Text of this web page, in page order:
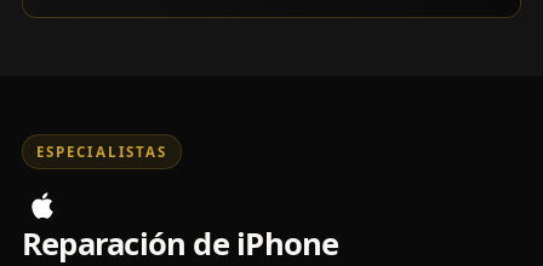
ESPECIALISTAS
Reparación de iPhone